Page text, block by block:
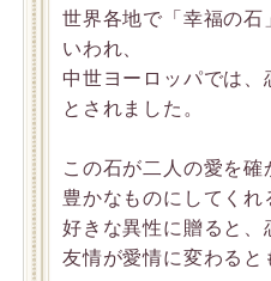
世界各地で「幸福の石
いわれ、
中世ヨーロッパでは
とされました。
この石が二人の愛を確
豊かなものにしてくれ
好きな異性に贈ると、
友情が愛情に変わると